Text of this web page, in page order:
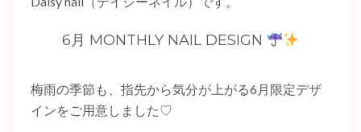
6月 MONTHLY NAIL DESIGN
梅雨の季節も、指先から気分が上がる6月限定デザ
インをご用意しました♡